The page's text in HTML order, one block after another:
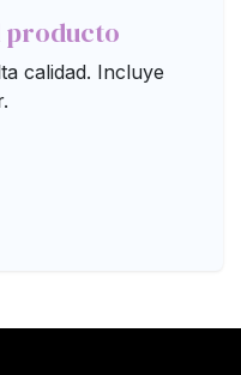
producto
calidad. Incluye